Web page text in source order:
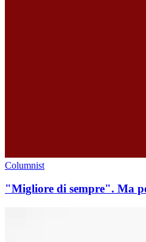
Columnist
"Migliore di sempre". Ma